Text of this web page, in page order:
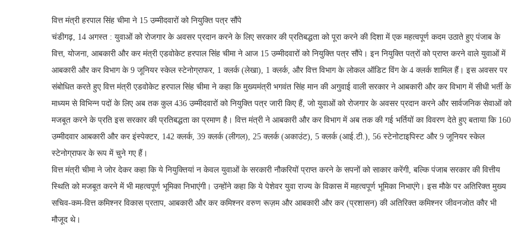
वित्त मंत्री हरपाल सिंह चीमा ने 15 उम्मीदवारों को नियुक्ति पत्र सौंपे
चंडीगढ़, 14 अगस्त : युवाओं को रोजगार के अवसर प्रदान करने के लिए सरकार की प्रतिबद्धता को पूरा करने की दिशा में एक महत्वपूर्ण कदम उठाते हुए पंजाब के
वित्त, योजना, आबकारी और कर मंत्री एडवोकेट हरपाल सिंह चीमा ने आज 15 उम्मीदवारों को नियुक्ति पत्र सौंपे। इन नियुक्ति पत्रों को प्राप्त करने वाले युवाओं में
आबकारी और कर विभाग के 9 जूनियर स्केल स्टेनोग्राफर, 1 क्लर्क (लेखा), 1 क्लर्क, और वित्त विभाग के लोकल ऑडिट विंग के 4 क्लर्क शामिल हैं। इस अवसर पर
संबोधित करते हुए वित्त मंत्री एडवोकेट हरपाल सिंह चीमा ने कहा कि मुख्यमंत्री भगवंत सिंह मान की अगुवाई वाली सरकार ने आबकारी और कर विभाग में सीधी भर्ती के
माध्यम से विभिन्न पदों के लिए अब तक कुल 436 उम्मीदवारों को नियुक्ति पत्र जारी किए हैं, जो युवाओं को रोजगार के अवसर प्रदान करने और सार्वजनिक सेवाओं को
मजबूत करने के प्रति इस सरकार की प्रतिबद्धता का प्रमाण है। वित्त मंत्री ने आबकारी और कर विभाग में अब तक की गई भर्तियों का विवरण देते हुए बताया कि 160
उम्मीदवार आबकारी और कर इंस्पेक्टर, 142 क्लर्क, 39 क्लर्क (लीगल), 25 क्लर्क (अकाउंट), 5 क्लर्क (आई.टी.), 56 स्टेनोटाइपिस्ट और 9 जूनियर स्केल
स्टेनोग्राफर के रूप में चुने गए हैं।
वित्त मंत्री चीमा ने जोर देकर कहा कि ये नियुक्तियां न केवल युवाओं के सरकारी नौकरियों प्राप्त करने के सपनों को साकार करेंगी, बल्कि पंजाब सरकार की वित्तीय
स्थिति को मजबूत करने में भी महत्वपूर्ण भूमिका निभाएंगी। उन्होंने कहा कि ये पेशेवर युवा राज्य के विकास में महत्वपूर्ण भूमिका निभाएंगे। इस मौके पर अतिरिक्त मुख्य
सचिव-कम-वित्त कमिश्नर विकास प्रताप, आबकारी और कर कमिश्नर वरुण रूज़म और आबकारी और कर (प्रशासन) की अतिरिक्त कमिश्नर जीवनजोत कौर भी
मौजूद थे।